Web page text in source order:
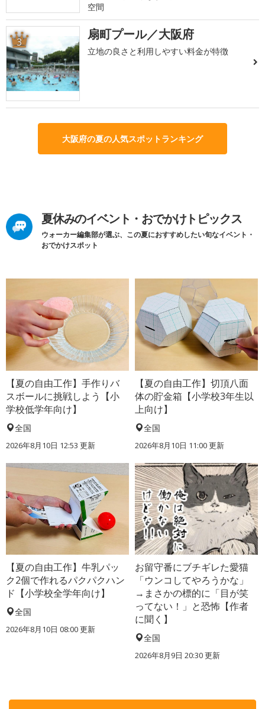
空間
3 扇町プール／大阪府
立地の良さと利用しやすい料金が特徴
大阪府の夏の人気スポットランキング
夏休みのイベント・おでかけトピックス
ウォーカー編集部が選ぶ、この夏におすすめしたい旬なイベント・
おでかけスポット
【夏の自由工作】手作りバ
スボールに挑戦しよう【小
学校低学年向け】
全国
2026年8月10日 12:53 更新
【夏の自由工作】切頂八面
体の貯金箱【小学校3年生以
上向け】
全国
2026年8月10日 11:00更新
【夏の自由工作】牛乳パッ
ク2個で作れるパクパクハン
ド【小学校全学年向け】
全国
2026年8月10日 08:00更新
お留守番にブチギレた愛猫
「ウンコしてやろうかな」
→まさかの標的に「目が笑
ってない！」と恐怖【作者
に聞く】
全国
2026年8月9日 20:30更新